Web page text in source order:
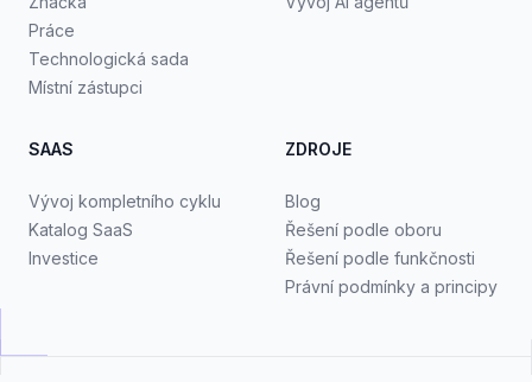
Práce
Technologická sada
Místní zástupci
SAAS
Vývoj kompletního cyklu
Katalog SaaS
Investice
ZDROJE
Blog
Řešení podle oboru
Řešení podle funkčnosti
Právní podmínky a principy